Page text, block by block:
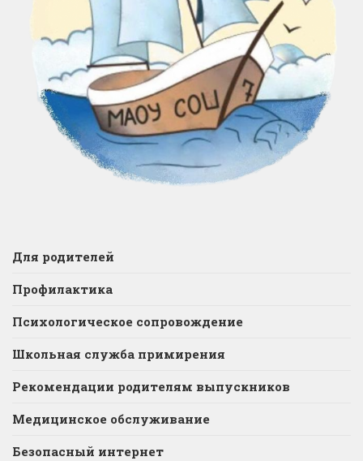
Для родителей
Профилактика
Психологическое сопровождение
Школьная служба примирения
Рекомендации родителям выпускников
Медицинское обслуживание
Безопасный интернет